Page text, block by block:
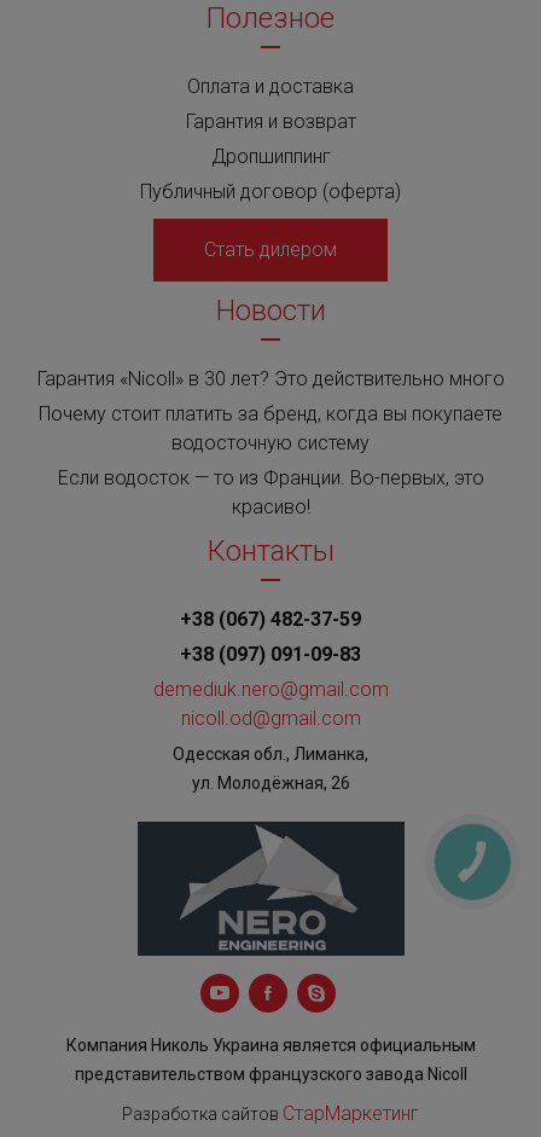
Полезное
Оплата и доставка
Гарантия и возврат
Дропшиппинг
Публичный договор (оферта)
Стать дилером
Новости
Гарантия «Nicoll» в 30 лет? Это действительно много
Почему стоит платить за бренд, когда вы покупаете
водосточную систему
Если водосток — то из Франции. Во-первых, это
красиво!
Контакты
+38 (067) 482-37-59
+38 (097) 091-09-83
demediuk.nero@gmail.com
nicoll.od@gmail.com
Одесская обл., Лиманка,
ул. Молодёжная, 26
Компания Николь Украина является официальным
представительством французского завода Nicoll
Разработка сайтов СтарМаркетинг
КНОПКА
ЗВ'ЯЗКУ